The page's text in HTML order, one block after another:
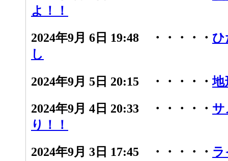
よ！！
2024年9月 6日 19:48 ・・・・・ ひ
し
2024年9月 5日 20:15 ・・・・・地
2024年9月 4日 20:33 ・・・・・ サ
り！！
2024年9月 3日 17:45 ・・・・・